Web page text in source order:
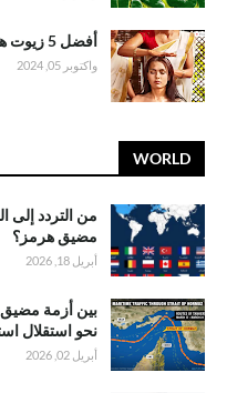
أفضل 5 زيوت هندية لنمو الشعر
واكتوبر 05, 2024
WORLD
من التردد إلى
مضيق هرمز؟
أبريل 18, 2026
بين أزمة مضيق
نحو استقلال
أبريل 02, 2026